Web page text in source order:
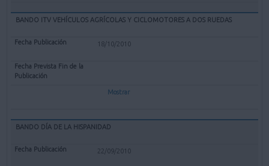
BANDO ITV VEHÍCULOS AGRÍCOLAS Y CICLOMOTORES A DOS RUEDAS
18/10/2010
Mostrar
BANDO DÍA DE LA HISPANIDAD
22/09/2010